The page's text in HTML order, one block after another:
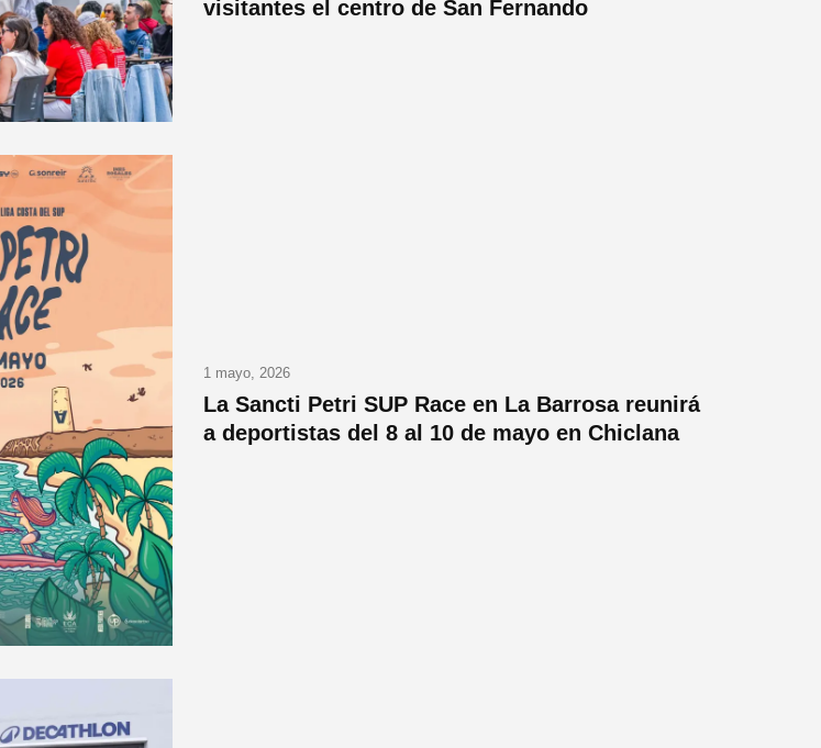
visitantes el centro de San Fernando
1 mayo, 2026
La Sancti Petri SUP Race en La Barrosa reunirá
a deportistas del 8 al 10 de mayo en Chiclana